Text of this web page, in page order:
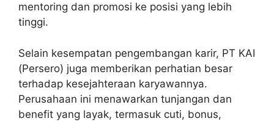
mentoring dan promosi ke posisi yang lebih
tinggi.
Selain kesempatan pengembangan karir, PT KAI
(Persero) juga memberikan perhatian besar
terhadap kesejahteraan karyawannya.
Perusahaan ini menawarkan tunjangan dan
benefit yang layak, termasuk cuti, bonus,